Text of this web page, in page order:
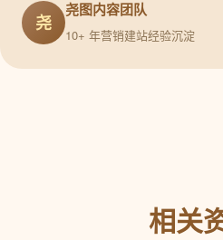
尧
尧图内容团队
10+ 年营销建站经验沉淀
相关